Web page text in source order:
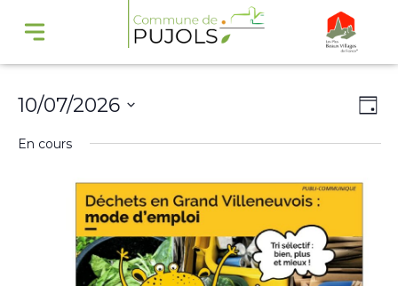
Jour
10/07/2026
En cours